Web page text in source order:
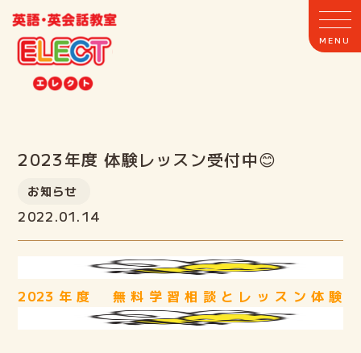
ホーム
ELECTとは
クラス案内
2023年度 体験レッスン受付中😊
お知らせ
2022.01.14
2023年度 無料学習相談とレッスン体験